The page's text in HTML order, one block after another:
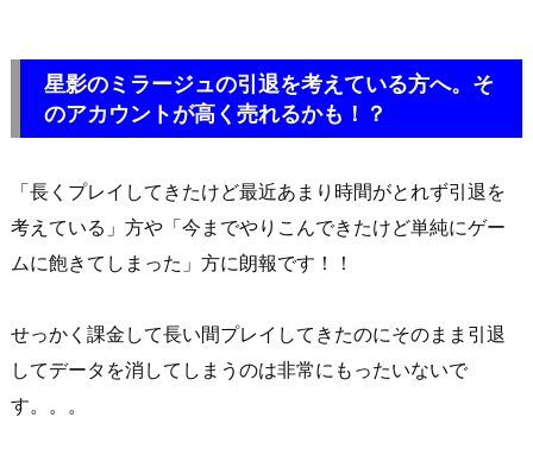
星影のミラージュの引退を考えている方へ。そ
のアカウントが高く売れるかも！？
「長くプレイしてきたけど最近あまり時間がとれず引退を
考えている」方や「今までやりこんできたけど単純にゲー
ムに飽きてしまった」方に朗報です！！
せっかく課金して長い間プレイしてきたのにそのまま引退
してデータを消してしまうのは非常にもったいないで
す。。。